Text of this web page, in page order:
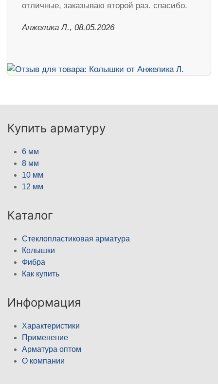
отличные, заказываю второй раз. спасибо.
Анжелика Л., 08.05.2026
Купить арматуру
6 мм
8 мм
10 мм
12 мм
Каталог
Стеклопластиковая арматура
Колышки
Фибра
Как купить
Информация
Характеристики
Применение
Арматура оптом
О компании